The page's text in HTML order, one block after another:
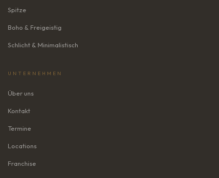
Spitze
Boho & Freigeistig
Schlicht & Minimalistisch
UNTERNEHMEN
Über uns
Kontakt
Termine
Locations
Franchise